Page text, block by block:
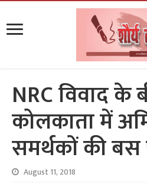
NRC विवाद
कोलकाता में
समर्थकों की
August 11, 2018